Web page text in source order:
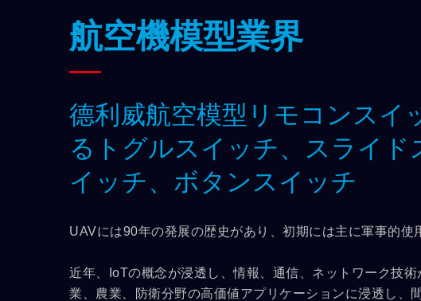
航空機模型業界
德利威航空模型リモコンスイ
るトグルスイッチ、スライ
イッチ、ボタンスイッチ
UAVには90年の発展の歴史があり、初期には主に軍事的使
近年、IoTの概念が浸透し、情報、通信、ネットワーク技
業、農業、防衛分野の高価値アプリケーションに浸透し、